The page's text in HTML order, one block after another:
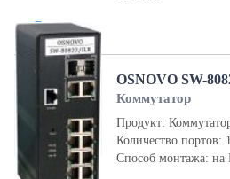
В наличии
OSNOVO SW-
Коммутатор
Продукт:
Количество портов:
Способ монтажа: на